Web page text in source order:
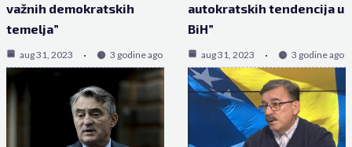
važnih demokratskih
temelja”
aug 31, 2023 3 godine ago
autokratskih tendencija u
BiH”
aug 31, 2023 3 godine ago